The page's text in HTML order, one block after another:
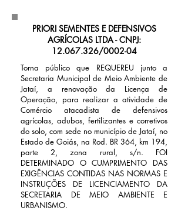
PRIORI SEMENTES E DEFENSIVOS
AGRÍCOLAS LTDA -CNPJ:
12.067.326/0002-04
Torna público que REQUEREU junto a
Secretaria Municipal de Meio Ambiente de
Jataí, a renovação da Licença de
Operação, para realizar a atividade de
Comércio atacadista de defensivos
agrícolas, adubos, fertilizantes e corretivos
do solo, com sede no município de Jataí, no
Estado de Goiás, na Rod. BR 364, km 194,
parte 2, zona rural, s/n. FOI
DETERMINADO O CUMPRIMENTO DAS
EXIGÊNCIAS CONTIDAS NAS NORMAS E
INSTRUÇÕES DE LICENCIAMENTO DA
SECRETARIA DE MEIO AMBIENTE E
URBANISMO.